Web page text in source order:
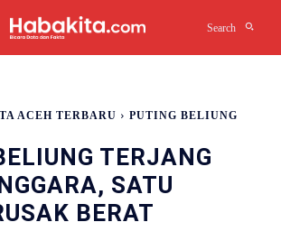
Search
ACEH TERBARU
PUTING BELIUNG
TERJANG
SATU
BERAT